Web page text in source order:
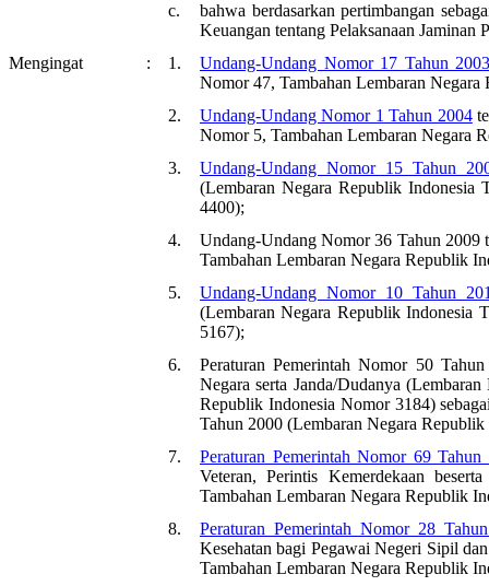
c.
bahwa berdasarkan pertimbangan
Keuangan tentang Pelaksanaan Jaminan
Mengingat
: 1.
Undang-Undang Nomor 17 Tahun
Nomor 47, Tambahan Lembaran
2.
Undang-Undang Nomor 1 Tahun 2004
Nomor 5, Tambahan Lembaran Negara
3.
Undang-Undang Nomor 15 Tahun
(Lembaran Negara Republik Indonesia
4400);
4.
Undang-Undang Nomor 36 Tahun 2009
Tambahan Lembaran Negara Republik
5.
Undang-Undang Nomor 10 Tahun
(Lembaran Negara Republik Indonesia
5167);
6.
Peraturan Pemerintah Nomor 50
Negara serta Janda/Dudanya
Republik Indonesia Nomor 3184)
Tahun 2000 (Lembaran Negara
7.
Peraturan Pemerintah Nomor 69 Tahun
Veteran, Perintis Kemerdekaan
Tambahan Lembaran Negara Republik
8.
Peraturan Pemerintah Nomor 28
Kesehatan bagi Pegawai Negeri Sipil
Tambahan Lembaran Negara Republik